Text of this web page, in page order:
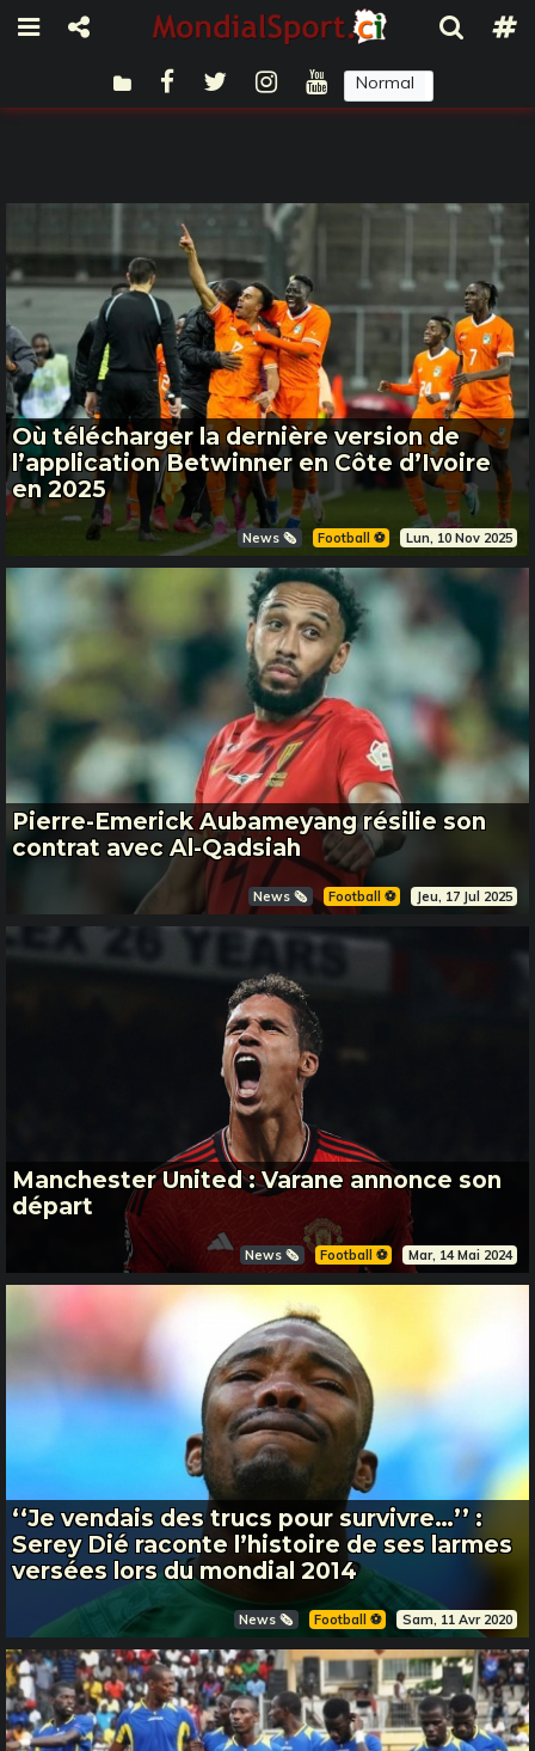
Normal
Où télécharger la dernière version de
l’application Betwinner en Côte d’Ivoire
en 2025
News 🗞️ Football ⚽️ Lun, 10 Nov 2025
Pierre-Emerick Aubameyang résilie son
contrat avec Al-Qadsiah
News 🗞️ Football ⚽️ Jeu, 17 Jul 2025
Manchester United : Varane annonce son
départ
News 🗞️ Football ⚽️ Mar, 14 Mai 2024
‘‘Je vendais des trucs pour survivre…’’ :
Serey Dié raconte l’histoire de ses larmes
versées lors du mondial 2014
News 🗞️ Football ⚽️ Sam, 11 Avr 2020